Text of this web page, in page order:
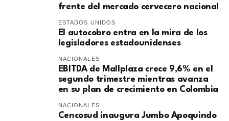
frente del mercado cervecero nacional
ESTADOS UNIDOS
El autocobro entra en la mira de los
legisladores estadounidenses
NACIONALES
EBITDA de Mallplaza crece 9,6% en el
segundo trimestre mientras avanza
en su plan de crecimiento en Colombia
NACIONALES
Cencosud inaugura Jumbo Apoquindo